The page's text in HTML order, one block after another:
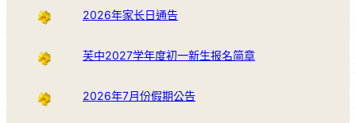
2026年家长日通告
芙中2027学年度初一新生报名简章
2026年7月份假期公告